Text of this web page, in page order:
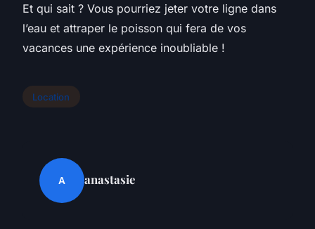
Et qui sait ? Vous pourriez jeter votre ligne dans
l’eau et attraper le poisson qui fera de vos
vacances une expérience inoubliable !
Location
A anastasie